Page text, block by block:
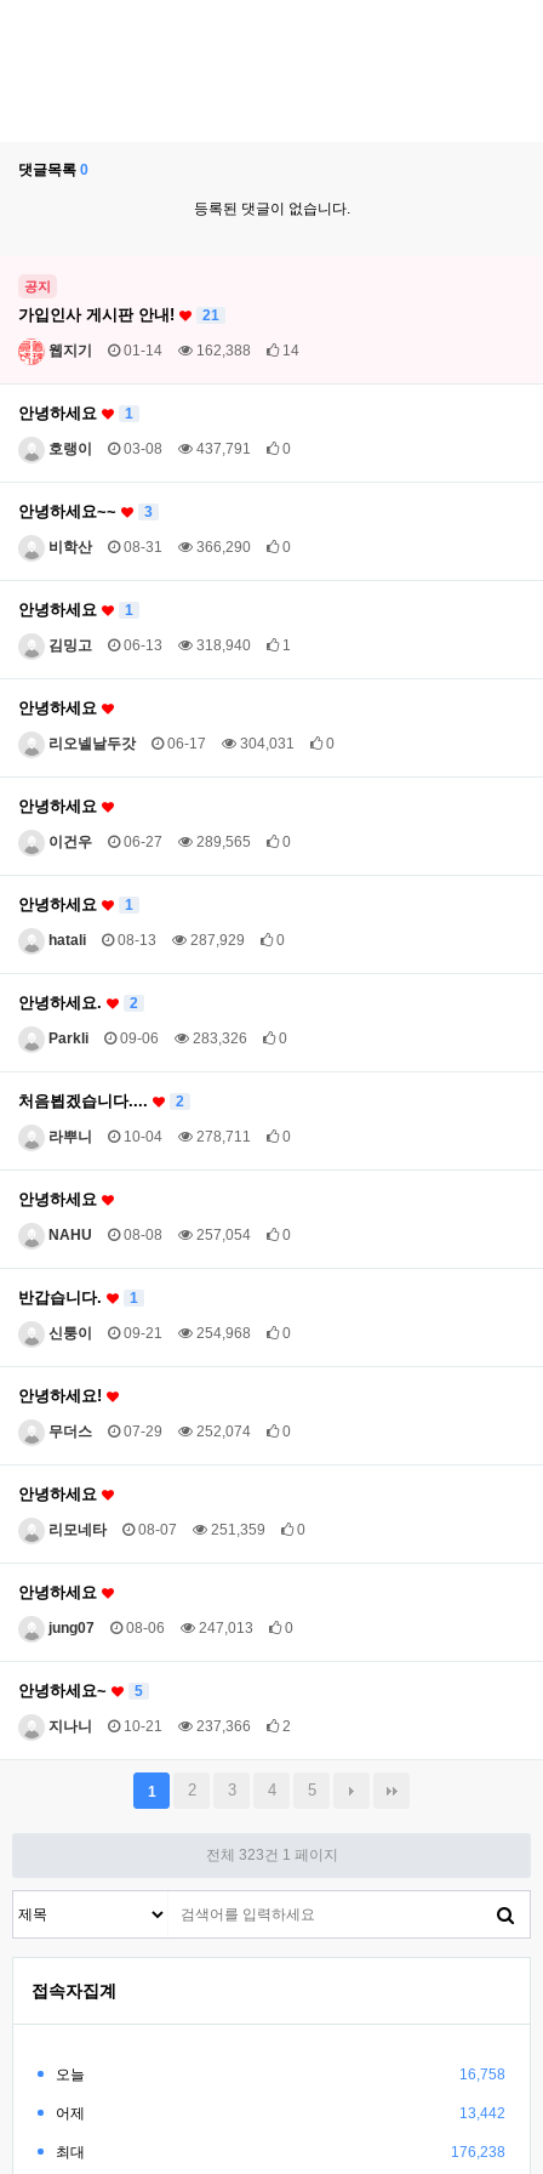
댓글목록 0
등록된 댓글이 없습니다.
공지
가입인사 게시판 안내! 21
웹지기 01-14 162,388 14
안녕하세요 1
호랭이 03-08 437,791 0
안녕하세요~~ 3
비학산 08-31 366,290 0
안녕하세요 1
김밍고 06-13 318,940 1
안녕하세요
리오넬날두갓 06-17 304,031 0
안녕하세요
이건우 06-27 289,565 0
안녕하세요 1
hatali 08-13 287,929 0
안녕하세요. 2
Parkli 09-06 283,326 0
처음뵙겠습니다.... 2
라뿌니 10-04 278,711 0
안녕하세요
NAHU 08-08 257,054 0
반갑습니다. 1
신퉁이 09-21 254,968 0
안녕하세요!
무더스 07-29 252,074 0
안녕하세요
리모네타 08-07 251,359 0
안녕하세요
jung07 08-06 247,013 0
안녕하세요~ 5
지나니 10-21 237,366 2
1 2 3 4 5
전체 323건 1 페이지
접속자집계
오늘 16,758
어제 13,442
최대 176,238